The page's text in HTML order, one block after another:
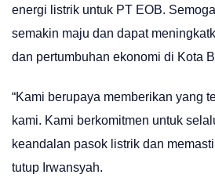
energi listrik untuk PT EOB.
semakin maju dan dapat
dan pertumbuhan ekonomi di Kota
“Kami berupaya memberikan yang
kami. Kami berkomitmen untuk
keandalan pasok listrik dan
tutup Irwansyah.